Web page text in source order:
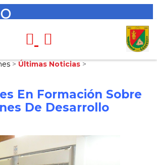
> Últimas Noticias >
En Formación Sobre
De Desarrollo